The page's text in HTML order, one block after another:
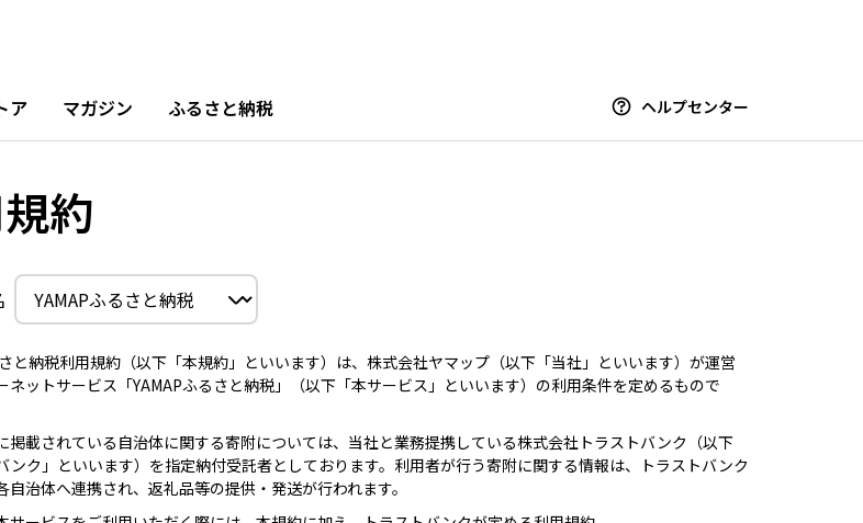
ア マガジン ふるさと納税 ヘルプセンター
約
と納税利用規約（以下「本規約」といいます）は、株式会社ヤマップ（以下「当社」といいます）が運営
ネットサービス「YAMAPふるさと納税」（以下「本サービス」といいます）の利用条件を定めるもので
掲載されている自治体に関する寄附については、当社と業務提携している株式会社トラストバンク（以下
ンク」といいます）を指定納付受託者としております。利用者が行う寄附に関する情報は、トラストバンク
自治体へ連携され、返礼品等の提供・発送が行われます。